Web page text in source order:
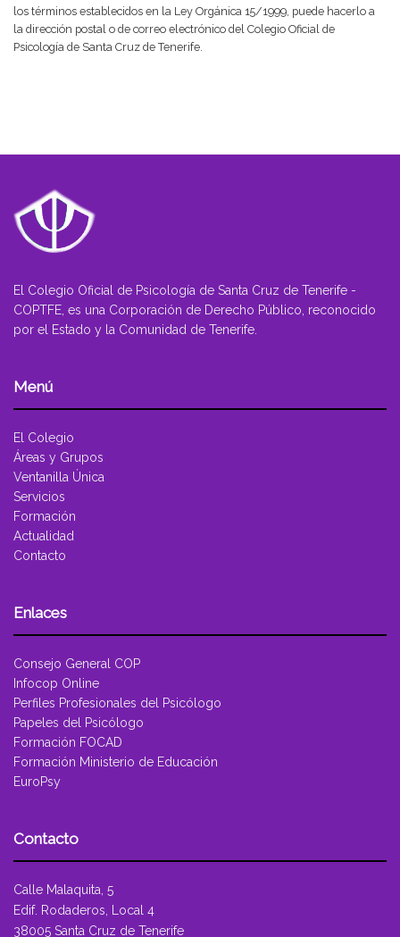
los términos establecidos en la Ley Orgánica 15/1999, puede hacerlo a
la dirección postal o de correo electrónico del Colegio Oficial de
Psicología de Santa Cruz de Tenerife.
El Colegio Oficial de Psicología de Santa Cruz de Tenerife -
COPTFE, es una Corporación de Derecho Público, reconocido
por el Estado y la Comunidad de Tenerife.
Menú
El Colegio
Áreas y Grupos
Ventanilla Única
Servicios
Formación
Actualidad
Contacto
Enlaces
Consejo General COP
Infocop Online
Perfiles Profesionales del Psicólogo
Papeles del Psicólogo
Formación FOCAD
Formación Ministerio de Educación
EuroPsy
Contacto
Calle Malaquita, 5
Edif. Rodaderos, Local 4
38005 Santa Cruz de Tenerife